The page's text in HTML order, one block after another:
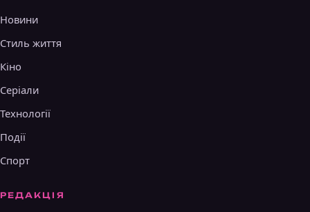
Новини
Стиль життя
Кіно
Серіали
Технології
Події
Спорт
РЕДАКЦІЯ